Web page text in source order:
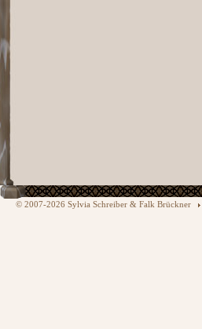
© 2007-2026 Sylvia Schreiber & Falk Brückner